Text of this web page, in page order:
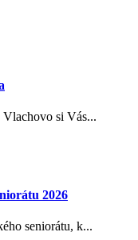
si Vás...
2026
seniorátu, k...